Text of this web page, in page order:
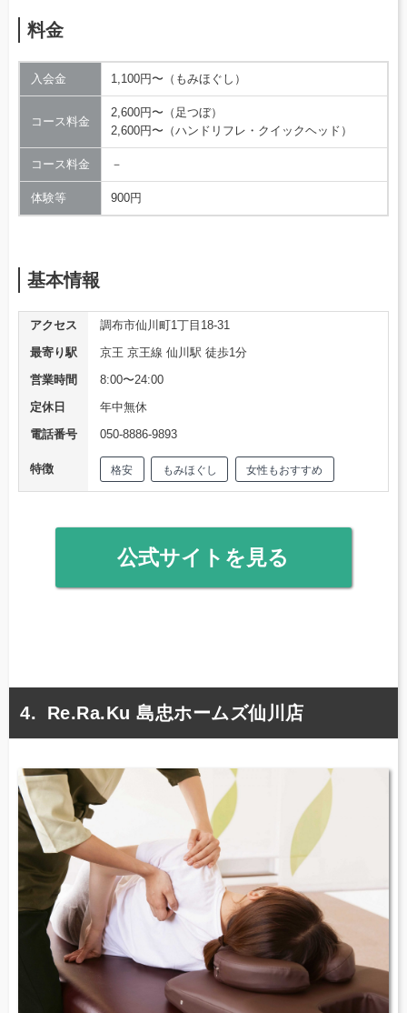
料金
入会金 1,100円〜（もみほぐし）
コース料金
2,600円〜（足つぼ）
2,600円〜（ハンドリフレ・クイックヘッド）
コース料金 －
体験等 900円
基本情報
アクセス
調布市仙川町1丁目18-31
最寄り駅
京王 京王線 仙川駅 徒歩1分
営業時間
8:00〜24:00
定休日
年中無休
電話番号
050-8886-9893
特徴 格安 もみほぐし 女性もおすすめ
公式サイトを見る
Re.Ra.Ku 島忠ホームズ仙川店